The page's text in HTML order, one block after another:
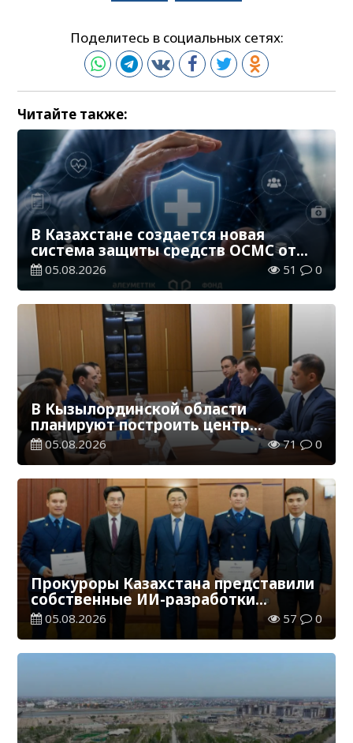
Поделитесь в социальных сетях:
Читайте также:
В Казахстане создается новая
система защиты средств ОСМС от
необоснованных выплат
05.08.2026 51 0
В Кызылординской области
планируют построить центр
цифровизации
05.08.2026 71 0
Прокуроры Казахстана представили
собственные ИИ-разработки
мировому эксперту Кай-Фу Ли
05.08.2026 57 0